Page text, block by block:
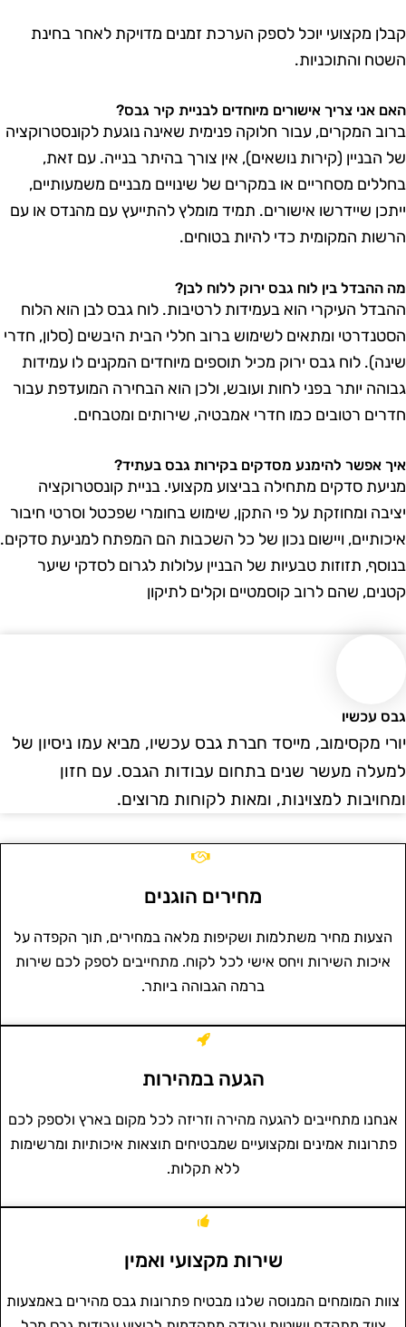
מקצועי יוכל לספק הערכת זמנים מדויקת לאחר בחינת
והתוכניות.
אני צריך אישורים מיוחדים לבניית קיר גבס?
המקרים, עבור חלוקה פנימית שאינה נוגעת לקונסטרוקציה
הבניין (קירות נושאים), אין צורך בהיתר בנייה. עם זאת,
מסחריים או במקרים של שינויים מבניים משמעותיים,
שיידרשו אישורים. תמיד מומלץ להתייעץ עם מהנדס או עם
המקומית כדי להיות בטוחים.
ההבדל בין לוח גבס ירוק ללוח לבן?
העיקרי הוא בעמידות לרטיבות. לוח גבס לבן הוא הלוח
ומתאים לשימוש ברוב חללי הבית היבשים (סלון, חדרי
לוח גבס ירוק מכיל תוספים מיוחדים המקנים לו עמידות
יותר בפני לחות ועובש, ולכן הוא הבחירה המועדפת עבור
רטובים כמו חדרי אמבטיה, שירותים ומטבחים.
אפשר להימנע מסדקים בקירות גבס בעתיד?
סדקים מתחילה בביצוע מקצועי. בניית קונסטרוקציה
ומחוזקת על פי התקן, שימוש בחומרי שפכטל וסרטי חיבור
ויישום נכון של כל השכבות הם המפתח למניעת סדקים.
תזוזות טבעיות של הבניין עלולות לגרום לסדקי שיער
שהם לרוב קוסמטיים וקלים לתיקון
עכשיו
מקסימוב, מייסד חברת גבס עכשיו, מביא עמו ניסיון של
מעשר שנים בתחום עבודות הגבס. עם חזון
למצוינות, ומאות לקוחות מרוצים.
מחירים הוגנים
הצעות מחיר משתלמות ושקיפות מלאה במחירים, תוך הקפדה על
איכות השירות ויחס אישי לכל לקוח. מתחייבים לספק לכם שירות
ברמה הגבוהה ביותר.
הגעה במהירות
אנחנו מתחייבים להגעה מהירה וזריזה לכל מקום בארץ ולספק לכם
פתרונות אמינים ומקצועיים שמבטיחים תוצאות איכותיות ומרשימות
ללא תקלות.
שירות מקצועי ואמין
צוות המומחים המנוסה שלנו מבטיח פתרונות גבס מהירים באמצעות